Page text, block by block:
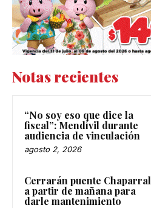
Notas recientes
“No soy eso que dice la
fiscal”: Mendívil durante
audiencia de vinculación
agosto 2, 2026
Cerrarán puente Chaparral
a partir de mañana para
darle mantenimiento